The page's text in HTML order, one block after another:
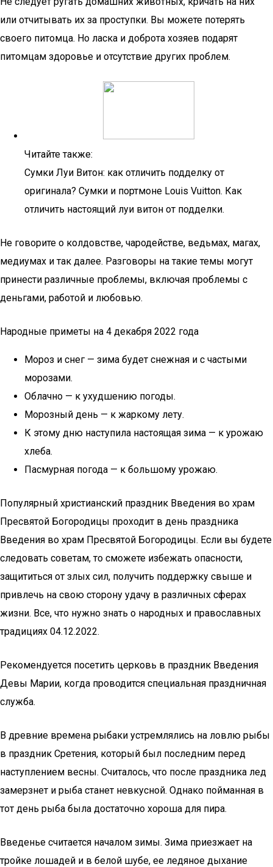
или отчитывать их за проступки. Вы можете потерять
своего питомца. Но ласка и доброта хозяев подарят
питомцам здоровье и отсутствие других проблем.
Читайте также:
Сумки Луи Витон: как отличить подделку от
оригинала? Сумки и портмоне Louis Vuitton. Как
отличить настоящий луи витон от подделки.
Не говорите о колдовстве, чародействе, ведьмах, магах,
медиумах и так далее. Разговоры на такие темы могут
принести различные проблемы, включая проблемы с
деньгами, работой и любовью.
Народные приметы на 4 декабря 2022 года
Мороз и снег — зима будет снежная и с частыми
морозами.
Облачно — к ухудшению погоды.
Морозный день — к жаркому лету.
К этому дню наступила настоящая зима — к урожаю
хлеба.
Пасмурная погода — к большому урожаю.
Популярный христианский праздник Введения во храм
Пресвятой Богородицы проходит в день праздника
Введения во храм Пресвятой Богородицы. Если вы будете
следовать советам, то сможете избежать опасности,
защититься от злых сил, получить поддержку свыше и
привлечь на свою сторону удачу в различных сферах
жизни. Все, что нужно знать о народных и православных
традициях 04.12.2022.
Рекомендуется посетить церковь в праздник Введения
Девы Марии, когда проводится специальная праздничная
служба.
В древние времена рыбаки устремлялись на ловлю рыбы
в праздник Сретения, который был последним перед
наступлением весны. Считалось, что после праздника лед
замерзнет и рыба станет невкусной. Однако пойманная в
тот день рыба была достаточно хороша для пира.
Введенье считается началом зимы. Зима приезжает на
тройке лошадей и в белой шубе, ее ледяное дыхание